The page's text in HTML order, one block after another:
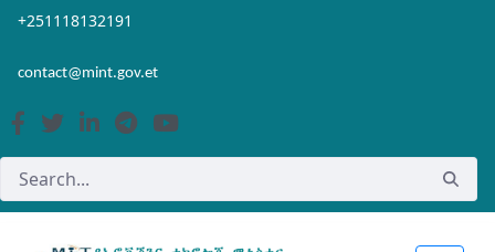
Skip to Main Content
Open Accessibility Menu
+251118132191
contact@mint.gov.et